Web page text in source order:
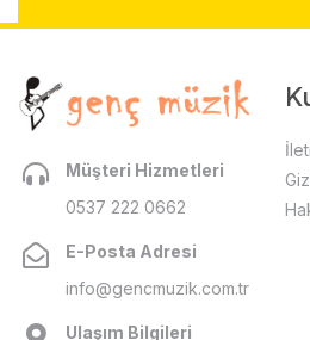
Müşteri Hizmetleri
0537 222 0662
E-Posta Adresi
info@gencmuzik.com.tr
Ulaşım Bilgileri